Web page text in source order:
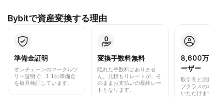
Bybitで資産変換する理由
準備金証明
オンチェーンのマークルツ
リー証明で、1:1の準備金
を毎月検証しています。
変換手数料無料
隠れた手数料はありませ
ん。見積もりレートが、そ
のままお支払いの最終レー
トとなります。
8,600万人
ーザー
取引高と流動
プクラスの取
いただけます